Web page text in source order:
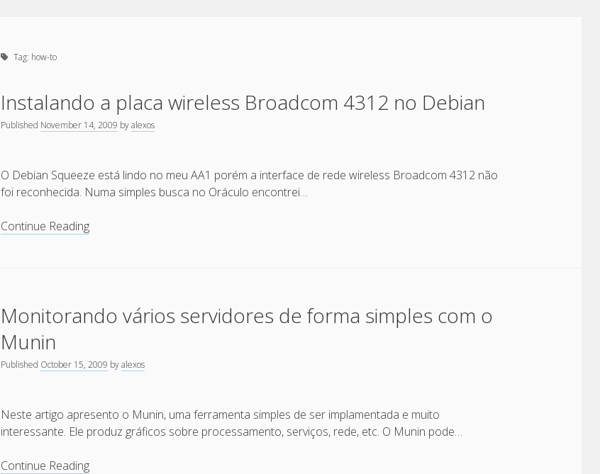
Tag: how-to
Instalando a placa wireless Broadcom 4312 no Debian
Published November 14, 2009 byalexos
O Debian Squeeze está lindo no meu AA1 porém a interface de rede wireless Broadcom 4312 não
foi reconhecida. Numa simples busca no Oráculo encontrei…
Continue ReadingInstalando
4312
no
Monitorando vários servidores de forma simples com o
Munin
Published October 15, 2009 byalexos
Neste artigo apresento o Munin, uma ferramenta simples de ser implamentada e muito
interessante. Ele produz gráficos sobre processamento, serviços, rede, etc. O Munin pode…
Continue ReadingMonitorando